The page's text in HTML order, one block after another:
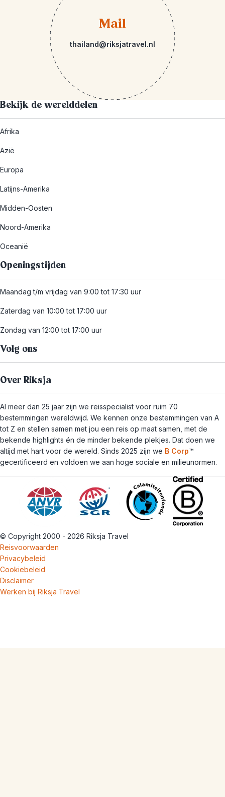
Mail
thailand@riksjatravel.nl
Bekijk de werelddelen
Afrika
Azië
Europa
Latijns-Amerika
Midden-Oosten
Noord-Amerika
Oceanië
Openingstijden
Maandag t/m vrijdag van 9:00 tot 17:30 uur
Zaterdag van 10:00 tot 17:00 uur
Zondag van 12:00 tot 17:00 uur
Volg ons
Over Riksja
Al meer dan 25 jaar zijn we reisspecialist voor ruim 70
bestemmingen wereldwijd. We kennen onze bestemmingen van A
tot Z en stellen samen met jou een reis op maat samen, met de
bekende highlights én de minder bekende plekjes. Dat doen we
altijd met hart voor de wereld. Sinds 2025 zijn we B Corp™
gecertificeerd en voldoen we aan hoge sociale en milieunormen.
© Copyright 2000 - 2026 Riksja Travel
Reisvoorwaarden
Privacybeleid
Cookiebeleid
Disclaimer
Werken bij Riksja Travel